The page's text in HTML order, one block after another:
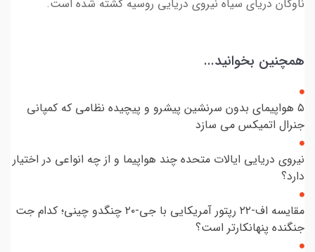
ناوگان دریای سیاه نیروی دریایی روسیه کشته شده است.
همچنین بخوانید...
۵ هواپیمای بدون سرنشین پیشرو و پیچیده نظامی که کمپانی
جنرال اتمیکس می سازد
نیروی دریایی ایالات متحده چند هواپیما و از چه انواعی در اختیار
دارد؟
مقایسه اف-۲۲ رپتور آمریکایی با جی-۲۰ چنگدو چینی؛ کدام جت
جنگنده پنهانکارتر است؟